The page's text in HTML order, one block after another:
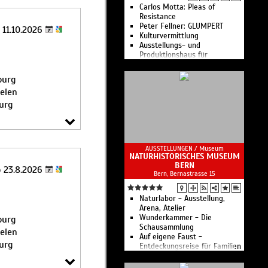
Carlos Motta: Pleas of
Resistance
Peter Fellner: GLUMPERT
Kulturvermittlung
Ausstellungs- und
Produktionshaus für
AUSSTELLUNGEN / Museum
NATURHISTORISCHES MUSEUM
BERN
Bern, Bernastrasse 15
Naturlabor - Ausstellung,
Arena, Atelier
Wunderkammer - Die
Schausammlung
Auf eigene Faust -
Entdeckungsreise für Familien
5 Sterne - Sensationeller